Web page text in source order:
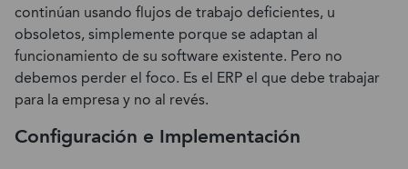
continúan usando flujos de trabajo deficientes, u
obsoletos, simplemente porque se adaptan al
funcionamiento de su software existente. Pero no
debemos perder el foco. Es el ERP el que debe trabajar
para la empresa y no al revés.
Configuración e Implementación